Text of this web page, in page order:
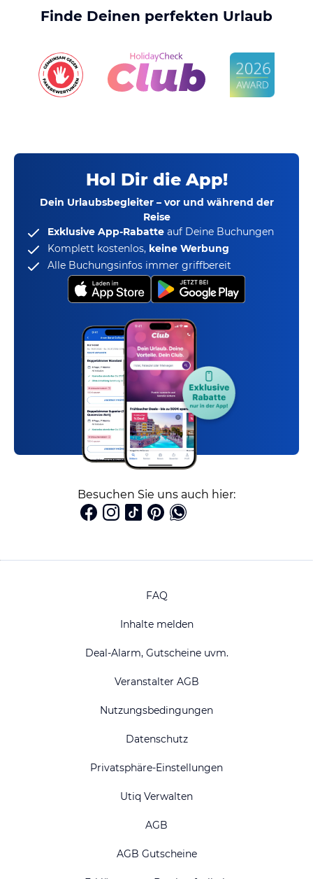
Finde Deinen perfekten Urlaub
Hol Dir die App!
Dein Urlaubsbegleiter – vor und während der
Reise
Exklusive App-Rabatte auf Deine Buchungen
Komplett kostenlos, keine Werbung
Alle Buchungsinfos immer griffbereit
Besuchen Sie uns auch hier:
FAQ
Inhalte melden
Deal-Alarm, Gutscheine uvm.
Veranstalter AGB
Nutzungsbedingungen
Datenschutz
Privatsphäre-Einstellungen
Utiq Verwalten
AGB
AGB Gutscheine